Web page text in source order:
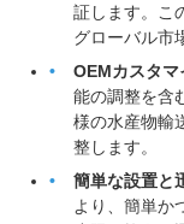
証します。こ
グローバル市
OEMカスタマ
能の調整を含
様の水産物輸
整します。
簡単な設置と
より、簡単か